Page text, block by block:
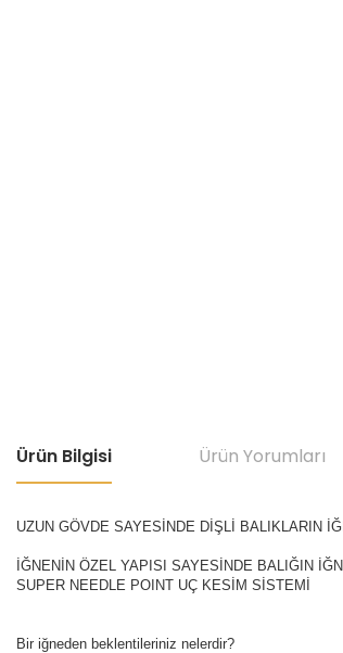
Ürün Bilgisi Ürün Yorumları
UZUN GÖVDE SAYESİNDE DİŞLİ BALIKLARIN
İĞNENİN ÖZEL YAPISI SAYESİNDE BALIĞIN
SUPER NEEDLE POINT UÇ KESİM SİSTEMİ
Bir iğneden beklentileriniz nelerdir?